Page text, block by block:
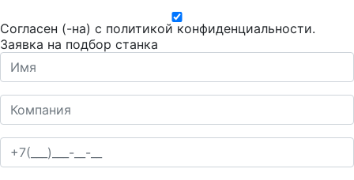
Согласен (-на) с политикой конфиденциальности.
Заявка на подбор станка